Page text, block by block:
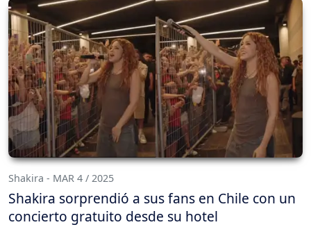
Shakira - MAR 4 / 2025
Shakira sorprendió a sus fans en Chile con un
concierto gratuito desde su hotel